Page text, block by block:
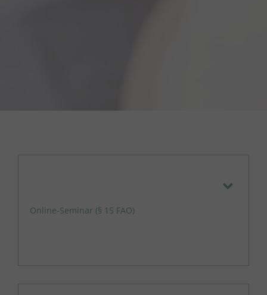
Online-Seminar (§ 15 FAO)